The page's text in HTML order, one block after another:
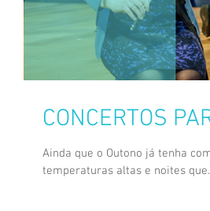
CONCERTOS
Ainda que o Outono já tenha
temperaturas altas e noites